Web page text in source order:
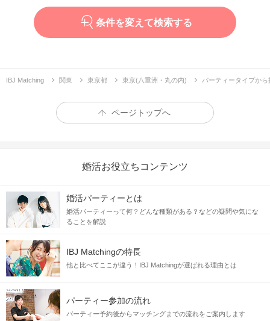
条件を変えて検索する
IBJ Matching 関東 東京都 東京(八重洲・丸の内) パーティータイプから
ページトップへ
婚活お役立ちコンテンツ
婚活パーティーとは
婚活パーティーって何？どんな種類がある？などの疑問や気にな
ることを解説
IBJ Matchingの特長
他と比べてここが違う！IBJ Matchingが選ばれる理由とは
パーティー参加の流れ
パーティー予約後からマッチングまでの流れをご案内します